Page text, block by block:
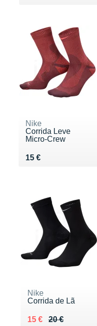
Nike
Corrida Leve
Micro-Crew
15 €
Vendu 15 €
Nike
Corrida de Lã
20 €
Au lieu de 20 €
15 €
Vendu 15 €